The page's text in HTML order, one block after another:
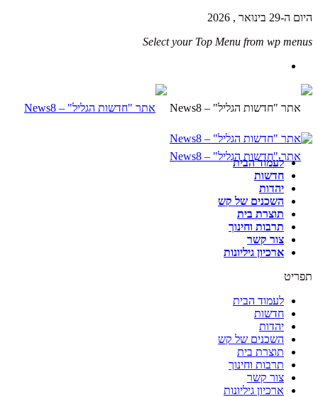
היום ה-29 בינואר , 2026
Select your Top Menu from wp menus
לעמוד הבית
חדשות
יהדות
השכנים של קש
תוצרת בית
תרבות וחינוך
צור קשר
ארכיון גיליונות
תפריט
לעמוד הבית
חדשות
יהדות
השכנים של קש
תוצרת בית
תרבות וחינוך
צור קשר
ארכיון גיליונות